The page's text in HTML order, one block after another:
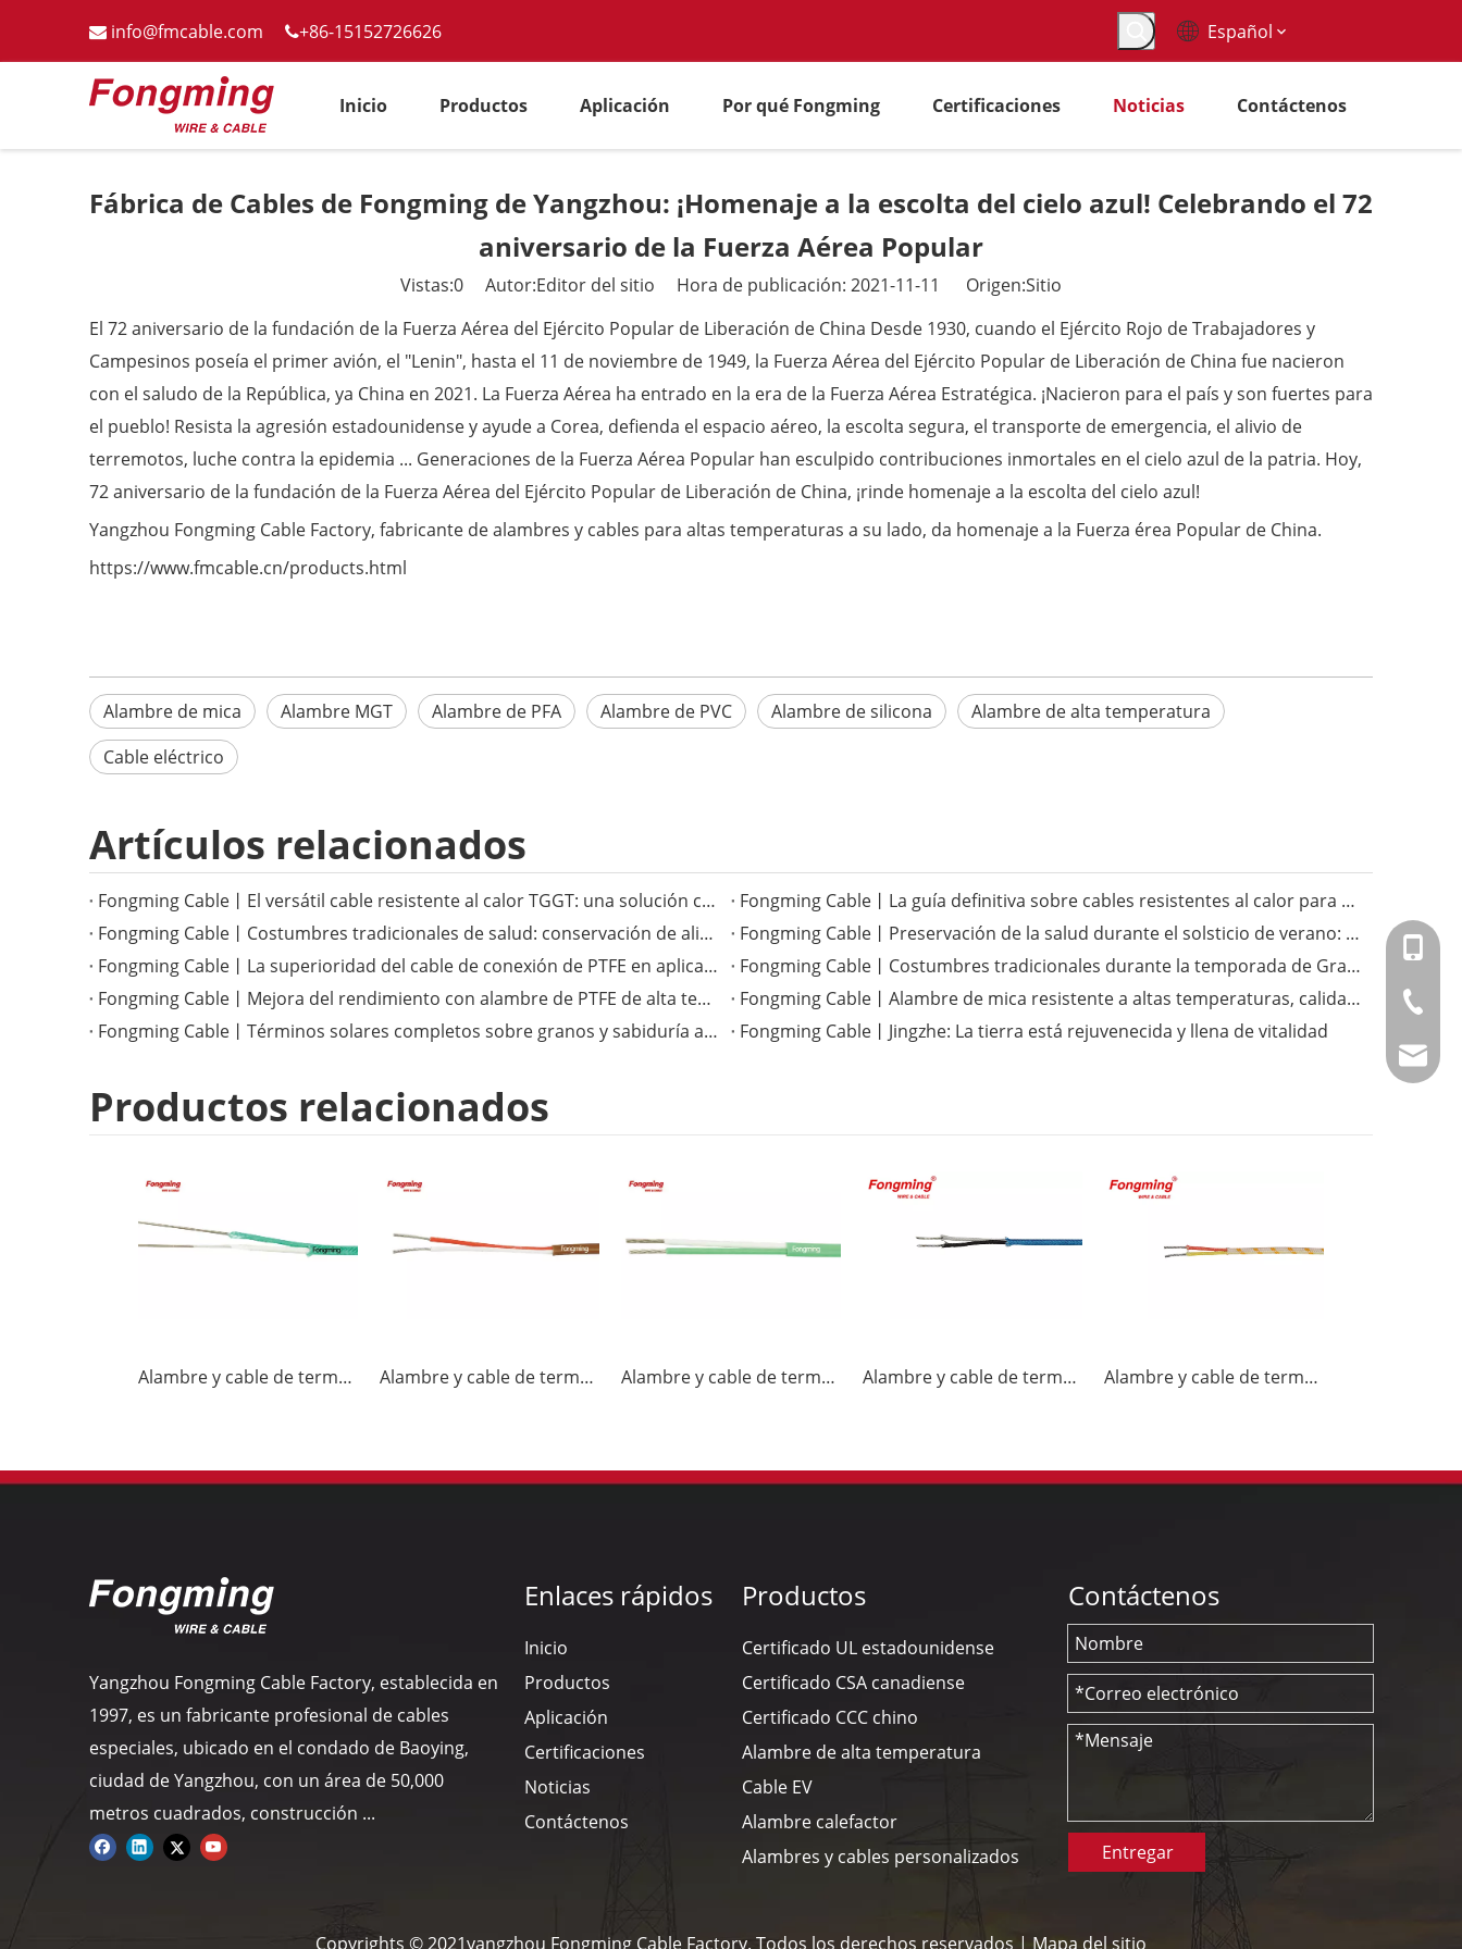
 info@fmcable.com +86-15152726626 Español
Inicio Productos Aplicación Por qué Fongming Certificaciones Noticias Contáctenos
Fábrica de Cables de Fongming de Yangzhou: ¡Homenaje a la escolta del cielo azul! Celebrando el 72
aniversario de la Fuerza Aérea Popular
Vistas:0 Autor:Editor del sitio Hora de publicación: 2021-11-11 Origen:Sitio
El 72 aniversario de la fundación de la Fuerza Aérea del Ejército Popular de Liberación de China Desde 1930, cuando el Ejército Rojo de Trabajadores y
Campesinos poseía el primer avión, el "Lenin", hasta el 11 de noviembre de 1949, la Fuerza Aérea del Ejército Popular de Liberación de China fue nacieron
con el saludo de la República, ya China en 2021. La Fuerza Aérea ha entrado en la era de la Fuerza Aérea Estratégica. ¡Nacieron para el país y son fuertes para
el pueblo! Resista la agresión estadounidense y ayude a Corea, defienda el espacio aéreo, la escolta segura, el transporte de emergencia, el alivio de
terremotos, luche contra la epidemia ... Generaciones de la Fuerza Aérea Popular han esculpido contribuciones inmortales en el cielo azul de la patria. Hoy,
72 aniversario de la fundación de la Fuerza Aérea del Ejército Popular de Liberación de China, ¡rinde homenaje a la escolta del cielo azul!
Yangzhou Fongming Cable Factory, fabricante de alambres y cables para altas temperaturas a su lado, da homenaje a la Fuerza érea Popular de China.
https://www.fmcable.cn/products.html
Alambre de mica Alambre MGT Alambre de PFA Alambre de PVC Alambre de silicona
Alambre de alta temperatura
Cable eléctrico
Artículos relacionados
Fongming Cable丨El versátil cable resistente al calor TGGT: una solución confiable para aplicaciones de alta temperatura
Fongming Cable丨La guía definitiva sobre cables resistentes al calor para aplicaciones industriales
Fongming Cable丨Costumbres tradicionales de salud: conservación de alimentos y salud en la temporada de calor menor
Fongming Cable丨Preservación de la salud durante el solsticio de verano: sigue las tres estaciones y disfruta de una vida saludable
Fongming Cable丨La superioridad del cable de conexión de PTFE en aplicaciones electrónicas de alta temperatura
Fongming Cable丨Costumbres tradicionales durante la temporada de Granos en Espiga
Fongming Cable丨Mejora del rendimiento con alambre de PTFE de alta temperatura
Fongming Cable丨Alambre de mica resistente a altas temperaturas, calidad confiable, resistente a temperaturas de hasta 500 grados.
Fongming Cable丨Términos solares completos sobre granos y sabiduría agrícola
Fongming Cable丨Jingzhe: La tierra está rejuvenecida y llena de vitalidad
Productos relacionados
Alambre y cable de termopar KX-FF Alambre y cable de termopar JX-FF Alambre y cable de termopar K-FF Alambre y cable de termopar J-GG Alambre y cable de termopar K-GG
Yangzhou Fongming Cable Factory, establecida en
1997, es un fabricante profesional de cables
especiales, ubicado en el condado de Baoying,
ciudad de Yangzhou, con un área de 50,000
metros cuadrados, construcción ...
Enlaces rápidos
Inicio
Productos
Aplicación
Certificaciones
Noticias
Contáctenos
+86-
+86-
Productos
Certificado UL estadounidense
Certificado CSA canadiense
Certificado CCC chino
Alambre de alta temperatura
Cable EV
Alambre calefactor
Alambres y cables personalizados
Contáctenos
Entregar
Copyrights © 2021yangzhou Fongming Cable Factory. Todos los derechos reservados | Mapa del sitio